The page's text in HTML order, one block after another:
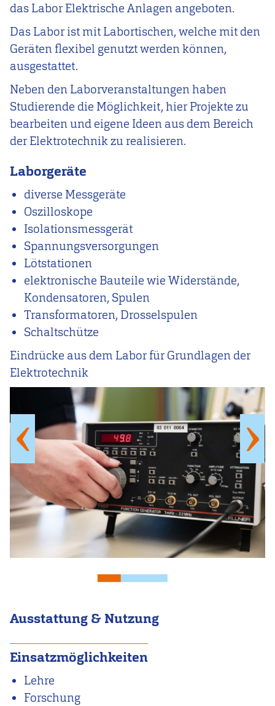
das Labor Elektrische Anlagen angeboten.
Das Labor ist mit Labortischen, welche mit den
Geräten flexibel genutzt werden können,
ausgestattet.
Neben den Laborveranstaltungen haben
Studierende die Möglichkeit, hier Projekte zu
bearbeiten und eigene Ideen aus dem Bereich
der Elektrotechnik zu realisieren.
Laborgeräte
diverse Messgeräte
Oszilloskope
Isolationsmessgerät
Spannungsversorgungen
Lötstationen
elektronische Bauteile wie Widerstände,
Kondensatoren, Spulen
Transformatoren, Drosselspulen
Schaltschütze
Eindrücke aus dem Labor für Grundlagen der
Elektrotechnik
Ausstattung & Nutzung
Einsatzmöglichkeiten
Lehre
Forschung